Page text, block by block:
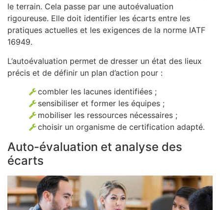
le terrain. Cela passe par une autoévaluation
rigoureuse. Elle doit identifier les écarts entre les
pratiques actuelles et les exigences de la norme IATF
16949.
L’autoévaluation permet de dresser un état des lieux
précis et de définir un plan d’action pour :
combler les lacunes identifiées ;
sensibiliser et former les équipes ;
mobiliser les ressources nécessaires ;
choisir un organisme de certification adapté.
Auto-évaluation et analyse des
écarts